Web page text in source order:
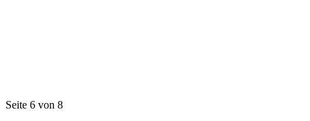
Seite 6 von 8